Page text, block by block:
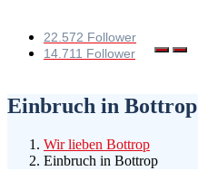
22.572 Follower
14.711 Follower
Einbruch in Bottrop
Wir lieben Bottrop
Einbruch in Bottrop